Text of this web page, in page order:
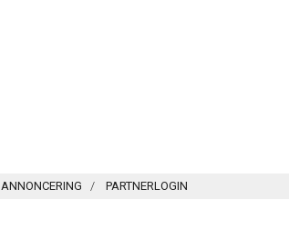
ANNONCERING PARTNERLOGIN